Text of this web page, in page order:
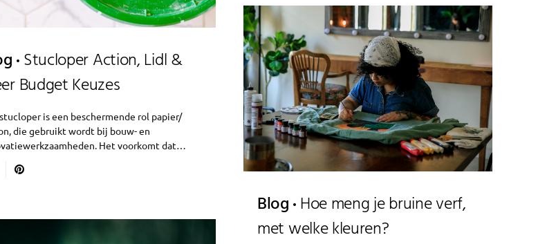
Stucloper Action, Lidl &
Budget Keuzes
is een beschermende rol papier/
die gebruikt wordt bij bouw- en
Het voorkomt dat…
Blog Hoe meng je bruine verf,
met welke kleuren?